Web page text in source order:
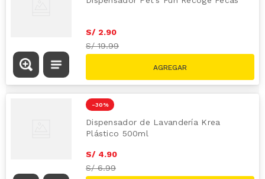
S/ 2.90
S/19.99
-30 %
Dispensador de Lavandería Krea
Plástico 500ml
S/ 4.90
S/6.99